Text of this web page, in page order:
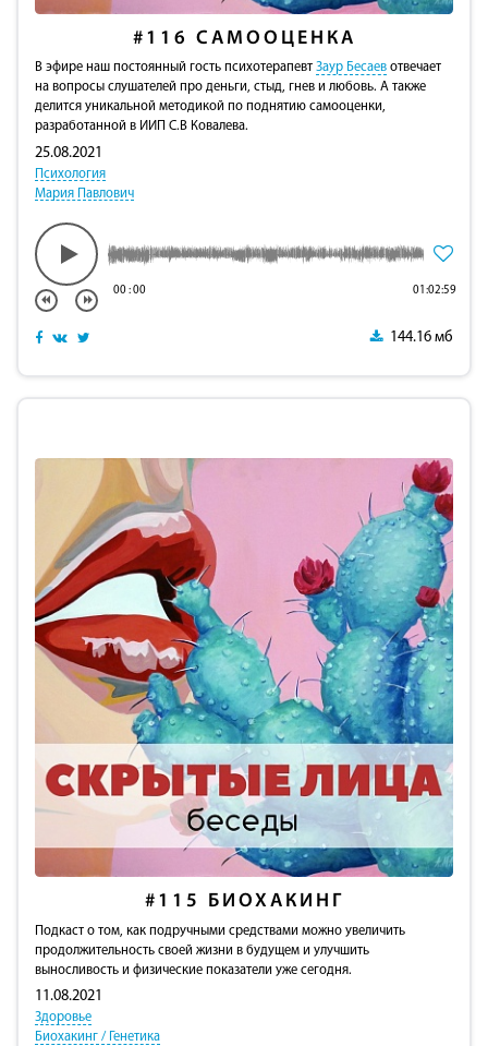
#116 САМООЦЕНКА
В эфире наш постоянный гость психотерапевт Заур Бесаев отвечает
на вопросы слушателей про деньги, стыд, гнев и любовь. А также
делится уникальной методикой по поднятию самооценки,
разработанной в ИИП С.В Ковалева.
25.08.2021
Психология
Мария Павлович
00:00 01:02:59
144.16 мб
#115 БИОХАКИНГ
Подкаст о том, как подручными средствами можно увеличить
продолжительность своей жизни в будущем и улучшить
выносливость и физические показатели уже сегодня.
11.08.2021
Здоровье
Биохакинг / Генетика